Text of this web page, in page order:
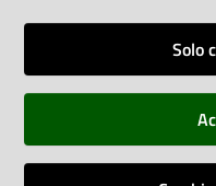
TUTELA IMPRESA E Solo